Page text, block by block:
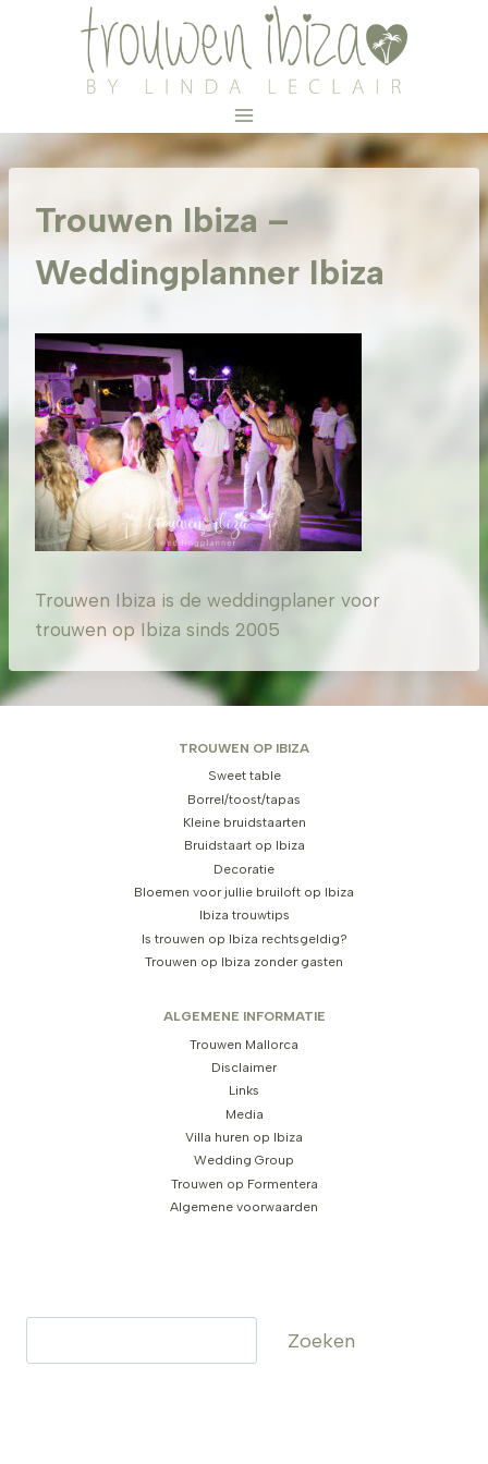
Trouwen Ibiza –
Weddingplanner Ibiza
Trouwen Ibiza is de weddingplaner voor
trouwen op Ibiza sinds 2005
TROUWEN OP IBIZA
Sweet table
Borrel/toost/tapas
Kleine bruidstaarten
Bruidstaart op Ibiza
Decoratie
Bloemen voor jullie bruiloft op Ibiza
Ibiza trouwtips
Is trouwen op Ibiza rechtsgeldig?
Trouwen op Ibiza zonder gasten
ALGEMENE INFORMATIE
Trouwen Mallorca
Disclaimer
Links
Media
Villa huren op Ibiza
Wedding Group
Trouwen op Formentera
Algemene voorwaarden
Zoeken